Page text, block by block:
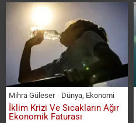
Mihra Güleser Dünya, Ekonomi
İklim Krizi Ve Sıcakların Ağır
Ekonomik Faturası